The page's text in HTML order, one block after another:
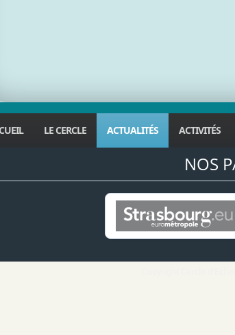
LE CERCLE ACTUALITÉS ACTIVITÉS
NOS